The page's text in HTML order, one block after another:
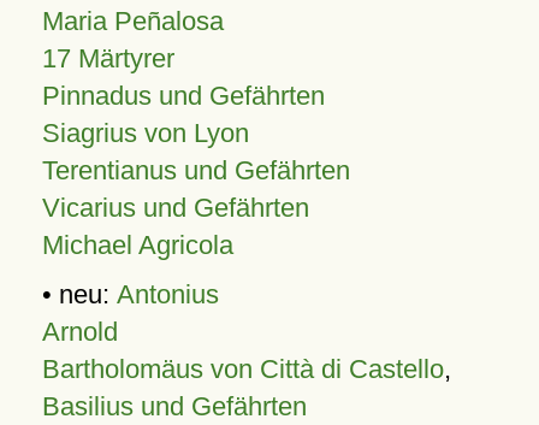
Maria Peñalosa
17 Märtyrer
Pinnadus und Gefährten
Siagrius von Lyon
Terentianus und Gefährten
Vicarius und Gefährten
Michael Agricola
• neu: Antonius
Arnold
Bartholomäus von Città di Castello,
Basilius und Gefährten